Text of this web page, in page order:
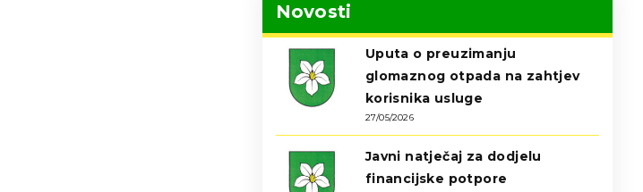
Novosti
Uputa o preuzimanju
glomaznog otpada na zahtjev
korisnika usluge
27/05/2026
Javni natječaj za dodjelu
financijske potpore